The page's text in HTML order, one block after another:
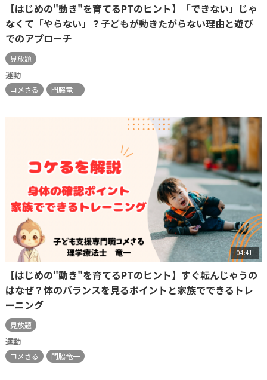
【はじめの"動き"を育てるPTのヒント】「できない」じゃ
なくて「やらない」？子どもが動きたがらない理由と遊び
でのアプローチ
見放題
運動
コメさる 門脇竜一
04:41
【はじめの"動き"を育てるPTのヒント】すぐ転んじゃうの
はなぜ？体のバランスを見るポイントと家族でできるトレ
ーニング
見放題
運動
コメさる 門脇竜一